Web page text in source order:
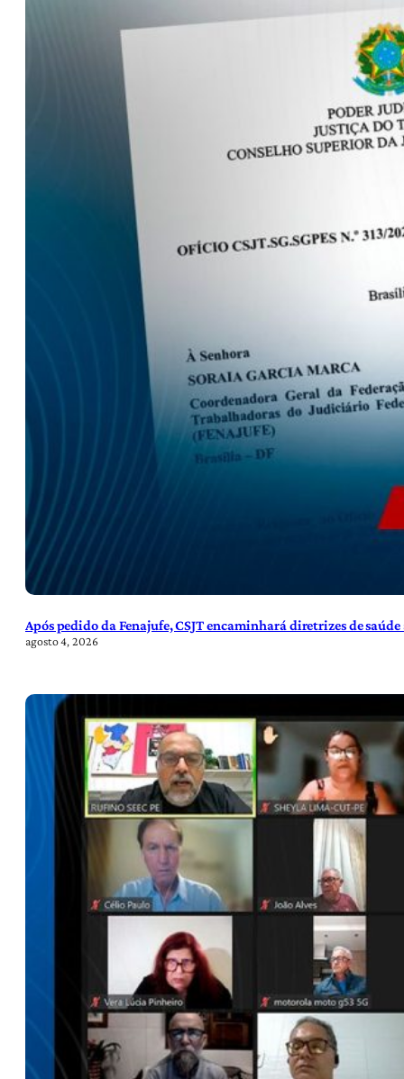
Após pedido da Fenajufe, CSJT encaminhará diretrizes de
agosto 4, 2026